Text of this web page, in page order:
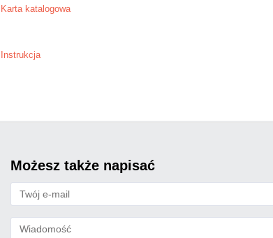
katalogowa
możesz także napisać